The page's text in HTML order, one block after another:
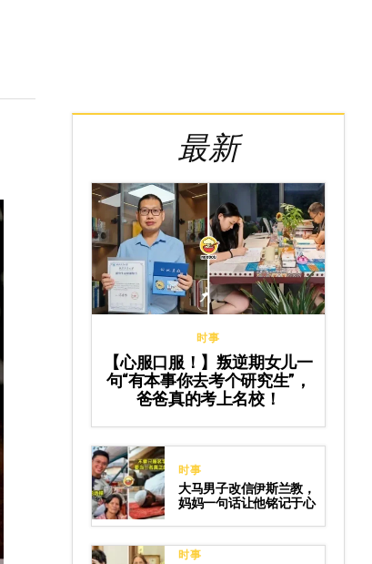
最新
时事
【心服口服！】叛逆期女儿一
句“有本事你去考个研究生”，
爸爸真的考上名校！
时事
大马男子改信伊斯兰教，
妈妈一句话让他铭记于心
时事